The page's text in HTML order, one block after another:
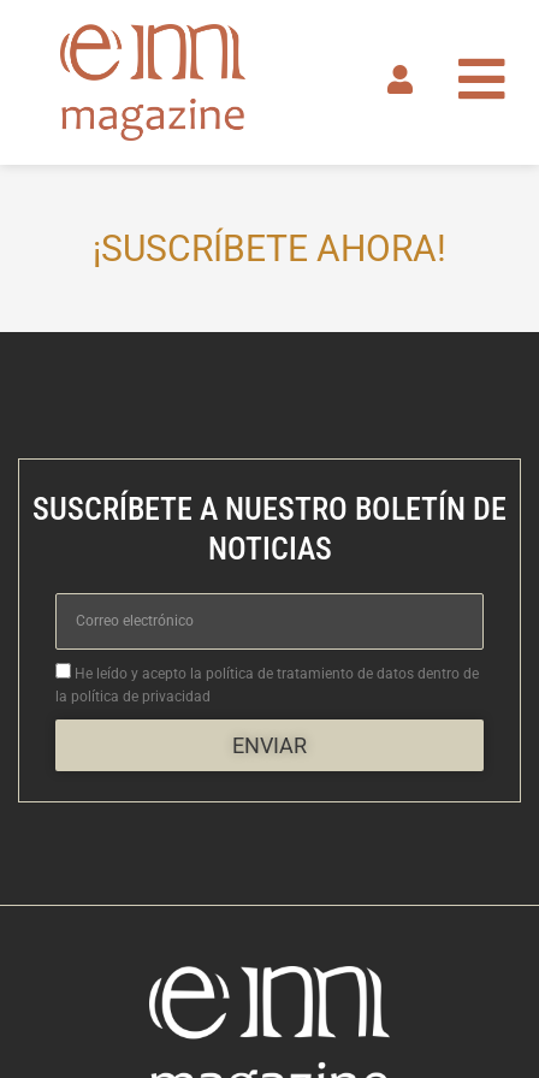
contenido
¡SUSCRÍBETE AHORA!
SUSCRÍBETE A NUESTRO BOLETÍN DE
NOTICIAS
Correo
electrónico
Aceptacion
He leído y acepto la política de tratamiento de datos dentro de
la política de privacidad
ENVIAR